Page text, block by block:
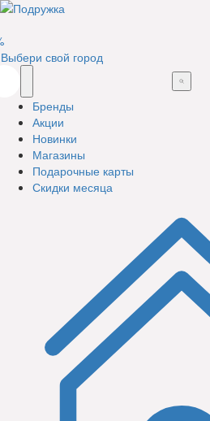
Выбери свой город
Бренды
Акции
Новинки
Магазины
Подарочные карты
Скидки месяца